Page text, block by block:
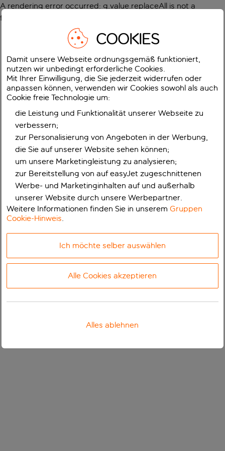
A rendering error occurred: g.value.replaceAll is not a
function
COOKIES
Damit unsere Webseite ordnungsgemäß funktioniert,
nutzen wir unbedingt erforderliche Cookies.
Mit Ihrer Einwilligung, die Sie jederzeit widerrufen oder
anpassen können, verwenden wir Cookies sowohl als auch
Cookie freie Technologie um:
die Leistung und Funktionalität unserer Webseite zu
verbessern;
zur Personalisierung von Angeboten in der Werbung,
die Sie auf unserer Website sehen können;
um unsere Marketingleistung zu analysieren;
zur Bereitstellung von auf easyJet zugeschnittenen
Werbe- und Marketinginhalten auf und außerhalb
unserer Website durch unsere Werbepartner.
Weitere Informationen finden Sie in unseremGruppen
Cookie-Hinweis.
Ich möchte selber auswählen
Alle Cookies akzeptieren
Alles ablehnen